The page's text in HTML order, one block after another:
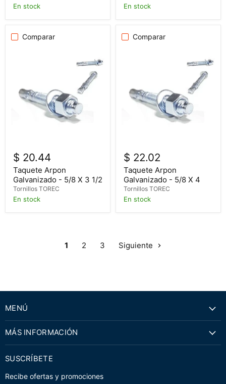
En stock En stock
Comparar
$ 20.44
Taquete Arpon
Galvanizado - 5/8 X 3 1/2
Tornillos TOREC
En stock
Comparar
$ 22.02
Taquete Arpon
Galvanizado - 5/8 X 4
Tornillos TOREC
En stock
1 2 3 Siguiente
MENÚ
MÁS INFORMACIÓN
SUSCRÍBETE
Recibe ofertas y promociones